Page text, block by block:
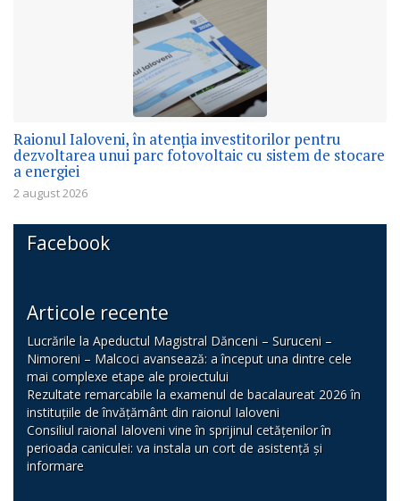
Raionul Ialoveni, în atenția investitorilor pentru
dezvoltarea unui parc fotovoltaic cu sistem de stocare
a energiei
2 august 2026
Facebook
Articole recente
Lucrările la Apeductul Magistral Dănceni – Suruceni –
Nimoreni – Malcoci avansează: a început una dintre cele
mai complexe etape ale proiectului
Rezultate remarcabile la examenul de bacalaureat 2026 în
instituțiile de învățământ din raionul Ialoveni
Consiliul raional Ialoveni vine în sprijinul cetățenilor în
perioada caniculei: va instala un cort de asistență și
informare